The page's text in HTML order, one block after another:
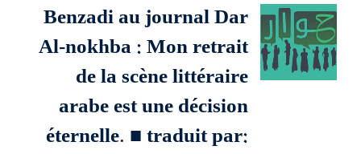
Benzadi au journal Dar
Al-nokhba : Mon retrait
de la scène littéraire
arabe est une décision
éternelle. ■ traduit par: